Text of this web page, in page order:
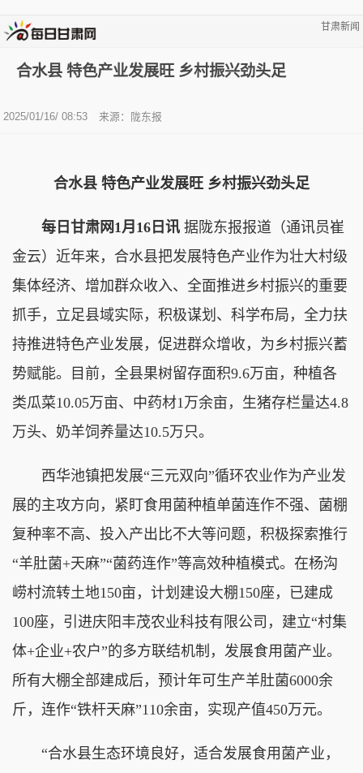
甘肃新闻
合水县 特色产业发展旺 乡村振兴劲头足
2025/01/16/ 08:53 来源：陇东报
合水县 特色产业发展旺 乡村振兴劲头足
每日甘肃网1月16日讯 据陇东报报道（通讯员崔
金云）近年来，合水县把发展特色产业作为壮大村级
集体经济、增加群众收入、全面推进乡村振兴的重要
抓手，立足县域实际，积极谋划、科学布局，全力扶
持推进特色产业发展，促进群众增收，为乡村振兴蓄
势赋能。目前，全县果树留存面积9.6万亩，种植各
类瓜菜10.05万亩、中药材1万余亩，生猪存栏量达4.8
万头、奶羊饲养量达10.5万只。
西华池镇把发展“三元双向”循环农业作为产业发
展的主攻方向，紧盯食用菌种植单菌连作不强、菌棚
复种率不高、投入产出比不大等问题，积极探索推行
“羊肚菌+天麻”“菌药连作”等高效种植模式。在杨沟
崂村流转土地150亩，计划建设大棚150座，已建成
100座，引进庆阳丰茂农业科技有限公司，建立“村集
体+企业+农户”的多方联结机制，发展食用菌产业。
所有大棚全部建成后，预计年可生产羊肚菌6000余
斤，连作“铁杆天麻”110余亩，实现产值450万元。
“合水县生态环境良好，适合发展食用菌产业，